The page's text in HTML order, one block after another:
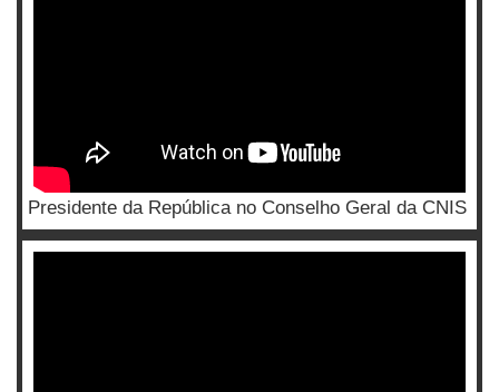
Presidente da República no Conselho Geral da CNIS